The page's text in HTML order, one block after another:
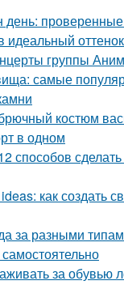
день:
группы
самые
костюм
в одном
способов сделать
как создать
за разными
за обувью